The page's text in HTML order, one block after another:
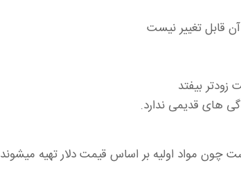
قابل تغییر نیست
بیفتد
های قدیمی ندارد.
چون مواد ا‌ولیه بر اساس قیمت دلار تهیه میشوند